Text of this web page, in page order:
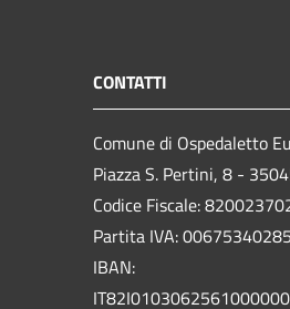
CONTATTI
Comune di Ospedaletto
Piazza S. Pertini, 8 -
Codice Fiscale:
Partita IVA: 00675340285
IBAN: